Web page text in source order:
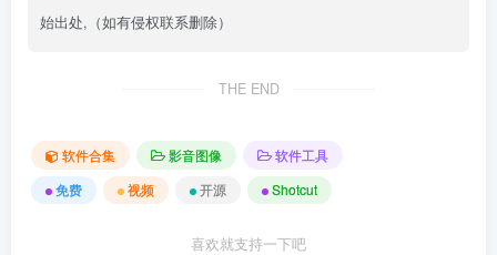
始出处,（如有侵权联系删除）
THE END
软件合集 影音图像
软件工具
免费
视频 开源 Shotcut
喜欢就支持一下吧